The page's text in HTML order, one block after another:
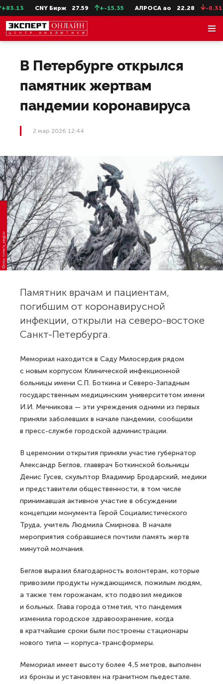
CNY Бирж 27.59 +-15.35 АЛРОСА ао 22.28 -0.31
В Петербурге открылся
памятник жертвам
пандемии коронавируса
2 мар 2026 12:44
Фото: t.me/a_beglov
Памятник врачам и пациентам,
погибшим от коронавирусной
инфекции, открыли на северо-востоке
Санкт-Петербурга.
Мемориал находится в Саду Милосердия рядом
с новым корпусом Клинической инфекционной
больницы имени С.П. Боткина и Северо-Западным
государственным медицинским университетом имени
И.И. Мечникова — эти учреждения одними из первых
приняли заболевших в начале пандемии, сообщили
в пресс-службе городской администрации.
В церемонии открытия приняли участие губернатор
Александр Беглов, главврач Боткинской больницы
Денис Гусев, скульптор Владимир Бродарский, медики
и представители общественности, в том числе
принимавшая активное участие в обсуждении
концепции монумента Герой Социалистического
Труда, учитель Людмила Смирнова. В начале
мероприятия собравшиеся почтили память жертв
минутой молчания.
Беглов выразил благодарность волонтерам, которые
привозили продукты нуждающимся, пожилым людям,
а также тем горожанам, кто подвозил медиков
и больных. Глава города отметил, что пандемия
изменила городское здравоохранение, когда
в кратчайшие сроки были построены стационары
нового типа — корпуса-трансформеры.
Мемориал имеет высоту более 4,5 метров, выполнен
из бронзы и установлен на гранитном пьедестале.